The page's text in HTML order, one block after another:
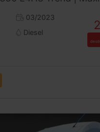
03/2023
Diesel